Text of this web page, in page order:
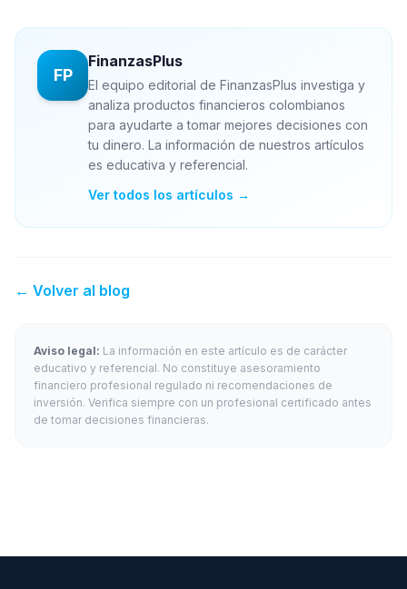
FP
FinanzasPlus
El equipo editorial de FinanzasPlus investiga y
analiza productos financieros colombianos
para ayudarte a tomar mejores decisiones con
tu dinero. La información de nuestros artículos
es educativa y referencial.
Ver todos los artículos →
← Volver al blog
Aviso legal: La información en este artículo es de carácter
educativo y referencial. No constituye asesoramiento
financiero profesional regulado ni recomendaciones de
inversión. Verifica siempre con un profesional certificado antes
de tomar decisiones financieras.